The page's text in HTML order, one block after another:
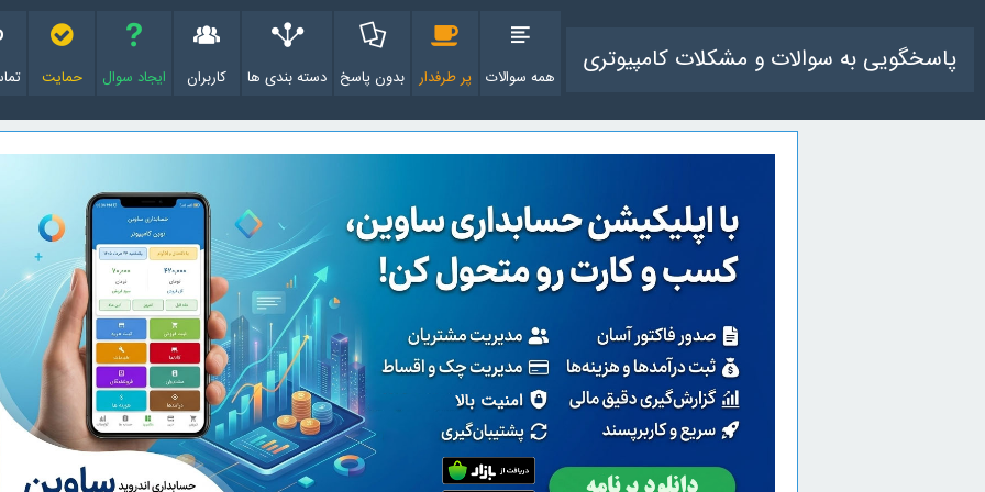
پاسخگویی به سوالات و مشکلات کامپیوتری همه سوالات پر طرفدار بدون پاسخ دسته بندی ها کاربران ایجاد سوال حمایت